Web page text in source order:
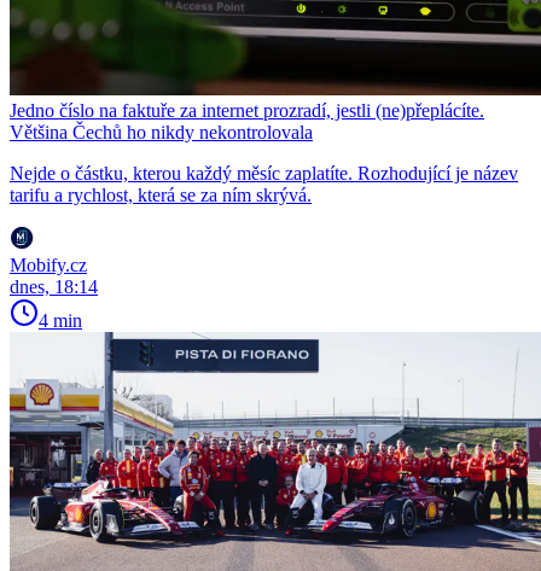
Jedno číslo na faktuře za internet prozradí, jestli (ne)přeplácíte.
Většina Čechů ho nikdy nekontrolovala
Nejde o částku, kterou každý měsíc zaplatíte. Rozhodující je název
tarifu a rychlost, která se za ním skrývá.
Mobify.cz
dnes, 18:14
4 min